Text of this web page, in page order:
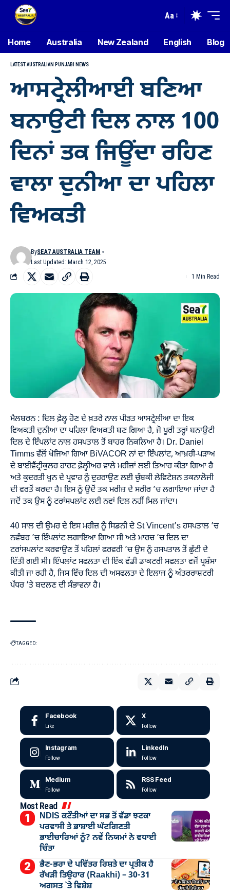
Aa
Home Australia New Zealand English Blog
LATEST AUSTRALIAN PUNJABI NEWS
ਆਸਟ੍ਰੇਲੀਆਈ ਬਣਿਆ
ਬਨਾਉਟੀ ਦਿਲ ਨਾਲ 100
ਦਿਨਾਂ ਤਕ ਜਿਊਂਦਾ ਰਹਿਣ
ਵਾਲਾ ਦੁਨੀਆ ਦਾ ਪਹਿਲਾ
ਵਿਅਕਤੀ
Last Updated: March 12, 2025
BySEA7 AUSTRALIA TEAM
1 Min Read
ਮੈਲਬਰਨ : ਦਿਲ ਫ਼ੇਲ੍ਹ ਹੋਣ ਦੇ ਖ਼ਤਰੇ ਨਾਲ ਪੀੜਤ ਆਸਟ੍ਰੇਲੀਆ ਦਾ ਇਕ
ਵਿਅਕਤੀ ਦੁਨੀਆ ਦਾ ਪਹਿਲਾ ਵਿਅਕਤੀ ਬਣ ਗਿਆ ਹੈ, ਜੋ ਪੂਰੀ ਤਰ੍ਹਾਂ ਬਨਾਉਟੀ
ਦਿਲ ਦੇ ਇੰਪਲਾਂਟ ਨਾਲ ਹਸਪਤਾਲ ਤੋਂ ਬਾਹਰ ਨਿਕਲਿਆ ਹੈ। Dr. Daniel
Timms ਵੱਲੋਂ ਖੋਜਿਆ ਗਿਆ BiVACOR ਨਾਂ ਦਾ ਇੰਪਲਾਂਟ, ਆਖ਼ਰੀ-ਪੜਾਅ
ਦੇ ਬਾਈਵੈਂਟ੍ਰੀਕੁਲਰ ਹਾਰਟ ਫ਼ੇਲ੍ਹੀਅਰ ਵਾਲੇ ਮਰੀਜ਼ਾਂ ਲਈ ਤਿਆਰ ਕੀਤਾ ਗਿਆ ਹੈ
ਅਤੇ ਕੁਦਰਤੀ ਖੂਨ ਦੇ ਪ੍ਰਵਾਹ ਨੂੰ ਦੁਹਰਾਉਣ ਲਈ ਚੁੰਬਕੀ ਲੇਵਿਟੇਸ਼ਨ ਤਕਨਾਲੋਜੀ
ਦੀ ਵਰਤੋਂ ਕਰਦਾ ਹੈ। ਇਸ ਨੂੰ ਉਦੋਂ ਤਕ ਮਰੀਜ਼ ਦੇ ਸਰੀਰ ’ਚ ਲਗਾਇਆ ਜਾਂਦਾ ਹੈ
ਜਦੋਂ ਤਕ ਉਸ ਨੂੰ ਟਰਾਂਸਪਲਾਂਟ ਲਈ ਨਵਾਂ ਦਿਲ ਨਹੀਂ ਮਿਲ ਜਾਂਦਾ।
40 ਸਾਲ ਦੀ ਉਮਰ ਦੇ ਇਸ ਮਰੀਜ਼ ਨੂੰ ਸਿਡਨੀ ਦੇ St Vincent’s ਹਸਪਤਾਲ ’ਚ
ਨਵੰਬਰ ’ਚ ਇੰਪਲਾਂਟ ਲਗਾਇਆ ਗਿਆ ਸੀ ਅਤੇ ਮਾਰਚ ’ਚ ਦਿਲ ਦਾ
ਟਰਾਂਸਪਲਾਂਟ ਕਰਵਾਉਣ ਤੋਂ ਪਹਿਲਾਂ ਫਰਵਰੀ ’ਚ ਉਸ ਨੂੰ ਹਸਪਤਾਲ ਤੋਂ ਛੁੱਟੀ ਦੇ
ਦਿੱਤੀ ਗਈ ਸੀ। ਇੰਪਲਾਂਟ ਸਫਲਤਾ ਦੀ ਇੱਕ ਵੱਡੀ ਡਾਕਟਰੀ ਸਫਲਤਾ ਵਜੋਂ ਪ੍ਰਸ਼ੰਸਾ
ਕੀਤੀ ਜਾ ਰਹੀ ਹੈ, ਜਿਸ ਵਿੱਚ ਦਿਲ ਦੀ ਅਸਫਲਤਾ ਦੇ ਇਲਾਜ ਨੂੰ ਅੰਤਰਰਾਸ਼ਟਰੀ
ਪੱਧਰ ’ਤੇ ਬਦਲਣ ਦੀ ਸੰਭਾਵਨਾ ਹੈ।
TAGGED:
Facebook
Like
X
Follow
Instagram
Follow
LinkedIn
Follow
Medium
Follow
RSS Feed
Follow
Most Read
NDIS ਕਟੌਤੀਆਂ ਦਾ ਸਭ ਤੋਂ ਵੱਡਾ ਝਟਕਾ
ਪਰਵਾਸੀ ਤੇ ਭਾਸ਼ਾਈ ਘੱਟਗਿਣਤੀ
ਭਾਈਚਾਰਿਆਂ ਨੂੰ? ਨਵੇਂ ਨਿਯਮਾਂ ਨੇ ਵਧਾਈ
ਚਿੰਤਾ
ਭੈਣ-ਭਰਾ ਦੇ ਪਵਿੱਤਰ ਰਿਸ਼ਤੇ ਦਾ ਪ੍ਰਤੀਕ ਹੈ
ਰੱਖੜੀ ਤਿਉਹਾਰ (Raakhi) – 30-31
ਅਗਸਤ `ਤੇ ਵਿਸ਼ੇਸ਼